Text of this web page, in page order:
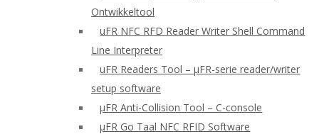
Ontwikkeltool
uFR NFC RFD Reader Writer Shell Command
Line Interpreter
uFR Readers Tool – μFR-serie reader/writer
setup software
μFR Anti-Collision Tool – C-console
μFR Go Taal NFC RFID Software